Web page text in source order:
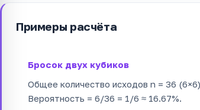
Примеры расчёта
Бросок двух кубиков
Общее количество исходов n = 36
Вероятность = 6/36 = 1/6 ≈ 16.67%.